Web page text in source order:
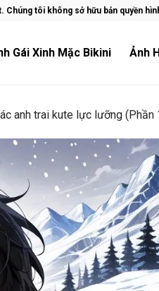
tôi không sở hữu bản quyền
Gái Xinh Mặc Bikini Ảnh
anh trai kute lực lưỡng (Phần